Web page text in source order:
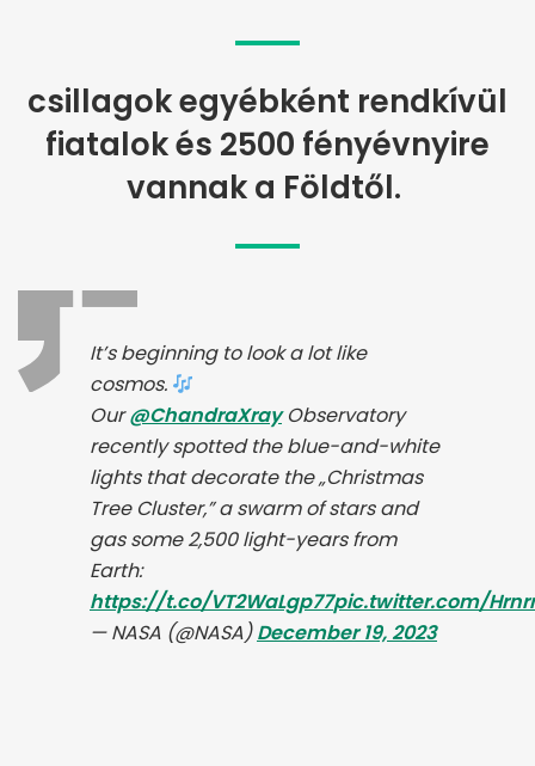
csillagok egyébként rendkívül
fiatalok és 2500 fényévnyire
vannak a Földtől.
It’s beginning to look a lot like
cosmos.
Our@ChandraXrayObservatory
recently spotted the blue-and-white
lights that decorate the „Christmas
Tree Cluster,” a swarm of stars and
gas some 2,500 light-years from
Earth:
https://t.co/VT2WaLgp77pic.twitter.com/
— NASA (@NASA)December 19, 2023